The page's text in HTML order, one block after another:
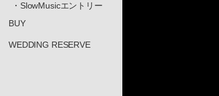
・SlowMusicエントリー
BUY
WEDDING RESERVE